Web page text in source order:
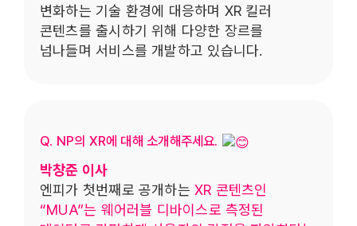
변화하는 기술 환경에 대응하며 XR 킬러
콘텐츠를 출시하기 위해 다양한 장르를
넘나들며 서비스를 개발하고 있습니다.
Q. NP의 XR에 대해 소개해주세요.
박창준 이사
엔피가 첫번째로 공개하는XR 콘텐츠인
“MUA”는 웨어러블 디바이스로 측정된